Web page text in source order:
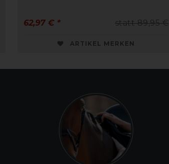
statt 89,95 €
62,97 € *
ARTIKEL MERKEN